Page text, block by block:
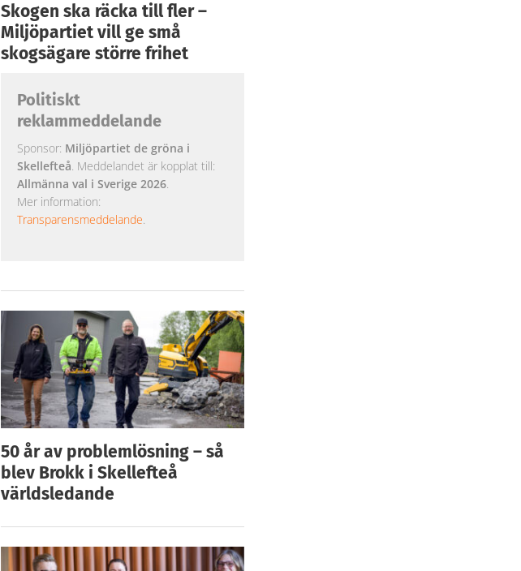
Skogen ska räcka till fler –
Miljöpartiet vill ge små
skogsägare större frihet
Politiskt
reklammeddelande
Sponsor: Miljöpartiet de gröna i
Skellefteå. Meddelandet är kopplat till:
Allmänna val i Sverige 2026.
Mer information:
Transparensmeddelande.
50 år av problemlösning – så
blev Brokk i Skellefteå
världsledande